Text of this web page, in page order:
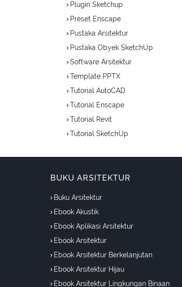
Plugin Sketchup
Preset Enscape
Pustaka Arsitektur
Pustaka Obyek SketchUp
Software Arsitektur
Template PPTX
Tutorial AutoCAD
Tutorial Enscape
Tutorial Revit
Tutorial SketchUp
BUKU ARSITEKTUR
Buku Arsitektur
Ebook Akustik
Ebook Aplikasi Arsitektur
Ebook Arsitektur
Ebook Arsitektur Berkelanjutan
Ebook Arsitektur Hijau
Ebook Arsitektur Lingkungan Binaan